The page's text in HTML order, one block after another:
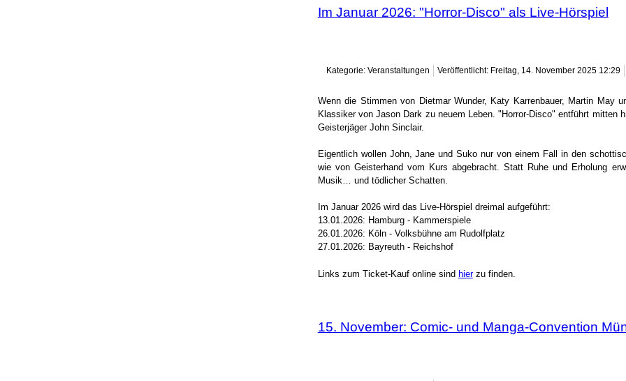
Im Januar 2026: "Horror-Disco" als Live-Hörspiel
Kategorie: Veranstaltungen Veröffentlicht: Freitag, 14. November 2025 12:29
Wenn die Stimmen von Dietmar Wunder, Katy Karrenbauer, Martin May
Klassiker von Jason Dark zu neuem Leben. "Horror-Disco" entführt mitten
Geisterjäger John Sinclair.
Eigentlich wollen John, Jane und Suko nur von einem Fall in den
wie von Geisterhand vom Kurs abgebracht. Statt Ruhe und Erholung
Musik… und tödlicher Schatten.
Im Januar 2026 wird das Live-Hörspiel dreimal aufgeführt:
13.01.2026: Hamburg - Kammerspiele
26.01.2026: Köln - Volksbühne am Rudolfplatz
27.01.2026: Bayreuth - Reichshof
Links zum Ticket-Kauf online sind hierzu finden.
15. November: Comic- und Manga-Convention